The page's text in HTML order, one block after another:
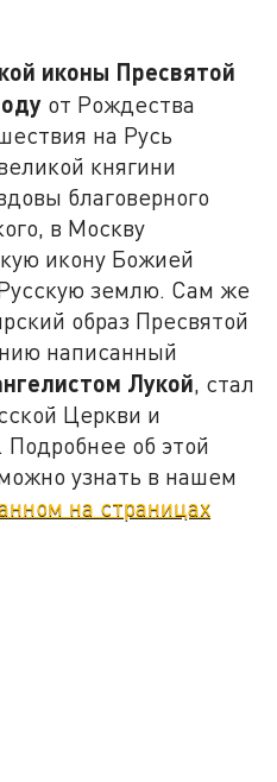
иконы Пресвятой
от Рождества
на Русь
княгини
благоверного
в Москву
икону Божией
землю. Сам же
образ Пресвятой
написанный
Лукой, стал
Церкви и
Подробнее об этой
узнать в нашем
на страницах